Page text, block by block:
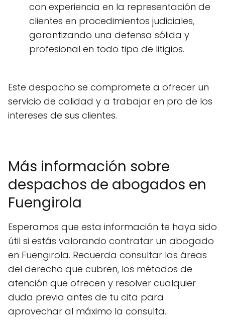
con experiencia en la representación de
clientes en procedimientos judiciales,
garantizando una defensa sólida y
profesional en todo tipo de litigios.
Este despacho se compromete a ofrecer un
servicio de calidad y a trabajar en pro de los
intereses de sus clientes.
Más información sobre
despachos de abogados en
Fuengirola
Esperamos que esta información te haya sido
útil si estás valorando contratar un abogado
en Fuengirola. Recuerda consultar las áreas
del derecho que cubren, los métodos de
atención que ofrecen y resolver cualquier
duda previa antes de tu cita para
aprovechar al máximo la consulta.